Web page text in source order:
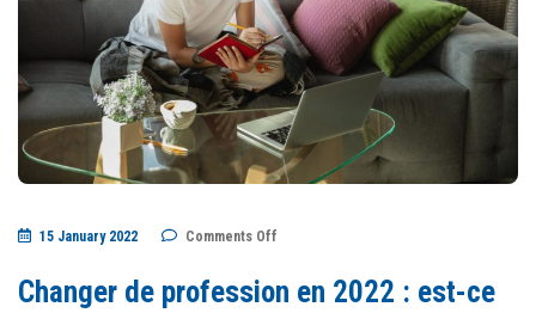
15 January 2022 Comments Off
profession
en
Changer de profession en 2022 : est-ce